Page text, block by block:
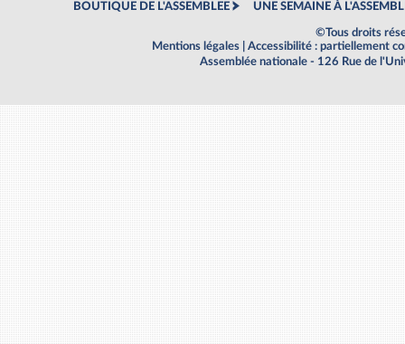
BOUTIQUE DE L'ASSEMBLEE UNE SEMAINE À
©Tous droits
Mentions légales
Accessibilité : partiellement
Assemblée nationale - 126 Rue de